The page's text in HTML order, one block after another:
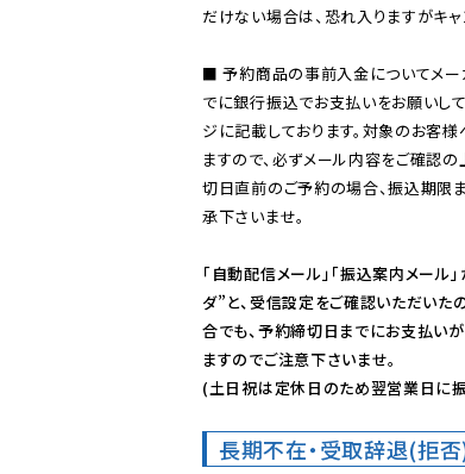
だけない場合は、恐れ入りますがキャ
■ 予約商品の事前入金についてメ
でに銀行振込でお支払いをお願いし
ジに記載しております。対象のお客
ますので、必ずメール内容をご確認
切日直前のご予約の場合、振込期限
承下さいませ。
「自動配信メール」「振込案内メール
ダ”と、受信設定をご確認いただいた
合でも、予約締切日までにお支払い
ますのでご注意下さいませ。
(土日祝は定休日のため翌営業日に
長期不在・受取辞退(拒